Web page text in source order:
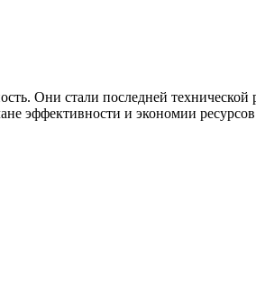
Они стали последней
эффективности и экономии